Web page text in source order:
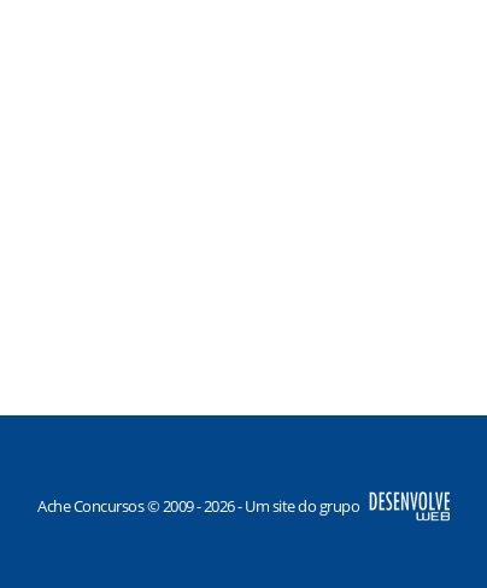
Ache Concursos © 2009 - 2026 - Um site do grupo